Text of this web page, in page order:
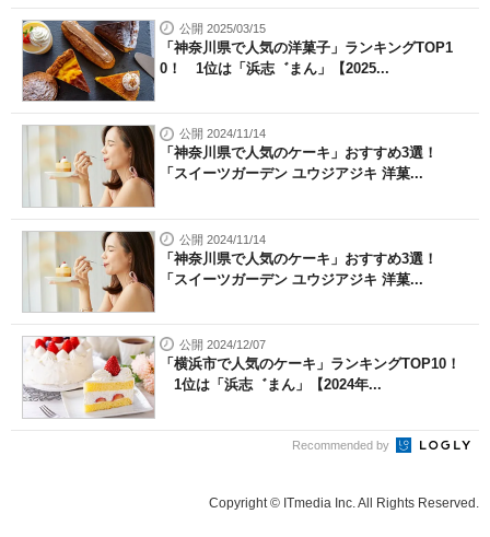
公開 2025/03/15
「神奈川県で人気の洋菓子」ランキングTOP1
0！ 1位は「浜志゛まん」【2025...
公開 2024/11/14
「神奈川県で人気のケーキ」おすすめ3選！
「スイーツガーデン ユウジアジキ 洋菓...
公開 2024/11/14
「神奈川県で人気のケーキ」おすすめ3選！
「スイーツガーデン ユウジアジキ 洋菓...
公開 2024/12/07
「横浜市で人気のケーキ」ランキングTOP10！
1位は「浜志゛まん」【2024年...
Recommended by
Copyright © ITmedia Inc. All Rights Reserved.